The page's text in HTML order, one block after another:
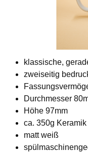
klassische,
zweiseitig
Durchmesser
Höhe 97mm
ca. 350g Keramik
matt weiß